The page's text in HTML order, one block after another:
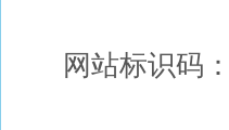
网站标识码